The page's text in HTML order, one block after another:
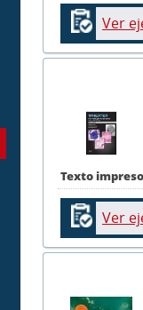
Ver
Texto impreso
Ver